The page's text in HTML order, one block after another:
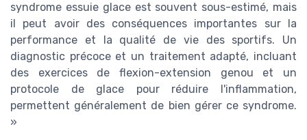
syndrome essuie glace est souvent sous-estimé, mais
il peut avoir des conséquences importantes sur la
performance et la qualité de vie des sportifs. Un
diagnostic précoce et un traitement adapté, incluant
des exercices de flexion-extension genou et un
protocole de glace pour réduire l'inflammation,
permettent généralement de bien gérer ce syndrome.
»